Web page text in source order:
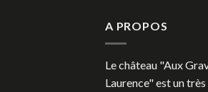
A PROPOS
Le château "Aux
Laurence" est un